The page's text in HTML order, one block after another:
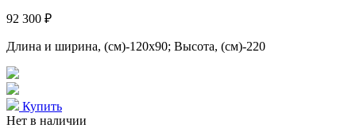
92 300 ₽
Длина и ширина, (см)-120x90; Высота, (см)-220
Купить
Нет в наличии